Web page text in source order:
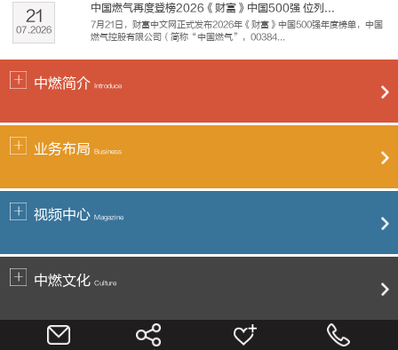
中国燃气再度登榜2026《财富》中国500强 位列...
7月21日，财富中文网正式发布2026年《财富》中国500强年度榜单，中国
燃气控股有限公司（简称“中国燃气”，00384...
07.2026
21
中燃简介 Introduce
业务布局 Business
视频中心 Magazine
中燃文化 Culture